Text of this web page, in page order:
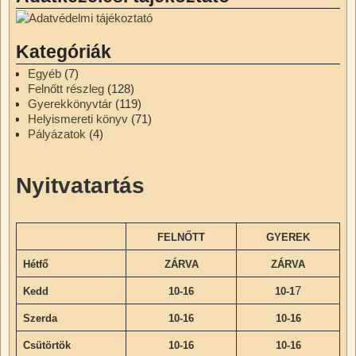
Kategóriák
Egyéb (7)
Felnőtt részleg (128)
Gyerekkönyvtár (119)
Helyismereti könyv (71)
Pályázatok (4)
Nyitvatartás
FELNŐTT GYEREK
Hétfő ZÁRVA ZÁRVA
Kedd 10-16 10-17
Szerda 10-16 10-16
Csütörtök 10-16 10-16